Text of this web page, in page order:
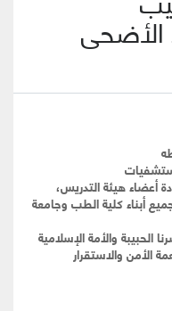
الأضحى
أعضاء هيئة التدريس،
أبناء كلية الطب وجامعة
والأمة الإسلامية
الأمن والاستقرار